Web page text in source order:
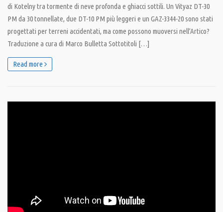
di Kotelny tra tormente di neve profonda e ghiacci sottili. Un Vityaz DT-30
PM da 30 tonnellate, due DT-10 PM più leggeri e un GAZ-3344-20 sono stati
progettati per terreni accidentati, ma come possono muoversi nell’Artico?
Traduzione a cura di Marco Bulletta Sottotitoli […]
Read more